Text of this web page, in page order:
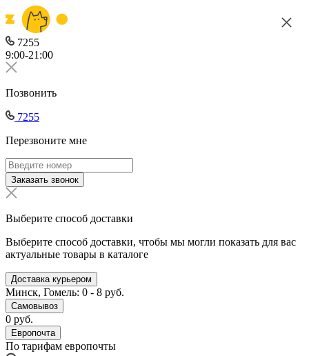
7255
9:00-21:00
Позвонить
7255
Перезвоните мне
Заказать звонок
Выберите способ доставки
Выберите способ доставки, чтобы мы могли показать для вас
актуальные товары в каталоге
Доставка курьером
Минск, Гомель: 0 - 8 руб.
Самовывоз
0 руб.
Европочта
По тарифам европочты